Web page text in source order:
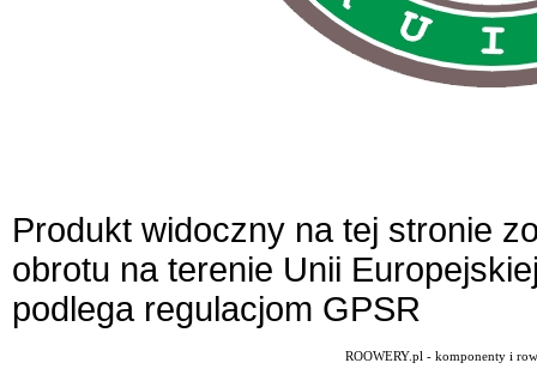
Produkt widoczny na tej stronie
obrotu na terenie Unii
podlega regulacjom GPSR
ROOWERY.pl - komponenty i